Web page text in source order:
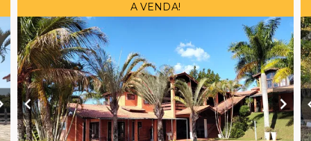
A VENDA!